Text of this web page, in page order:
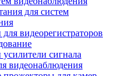
для систем
видеорегистраторов
сигнала
видеонаблюдения